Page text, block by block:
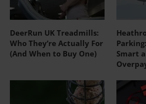
DeerRun UK Treadmills:
Who They’re Actually For
(And When to Buy One)
Smart